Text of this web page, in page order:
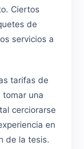
Ciertos
de
servicios a
tarifas de
tomar una
cerciorarse
en
de la tesis.